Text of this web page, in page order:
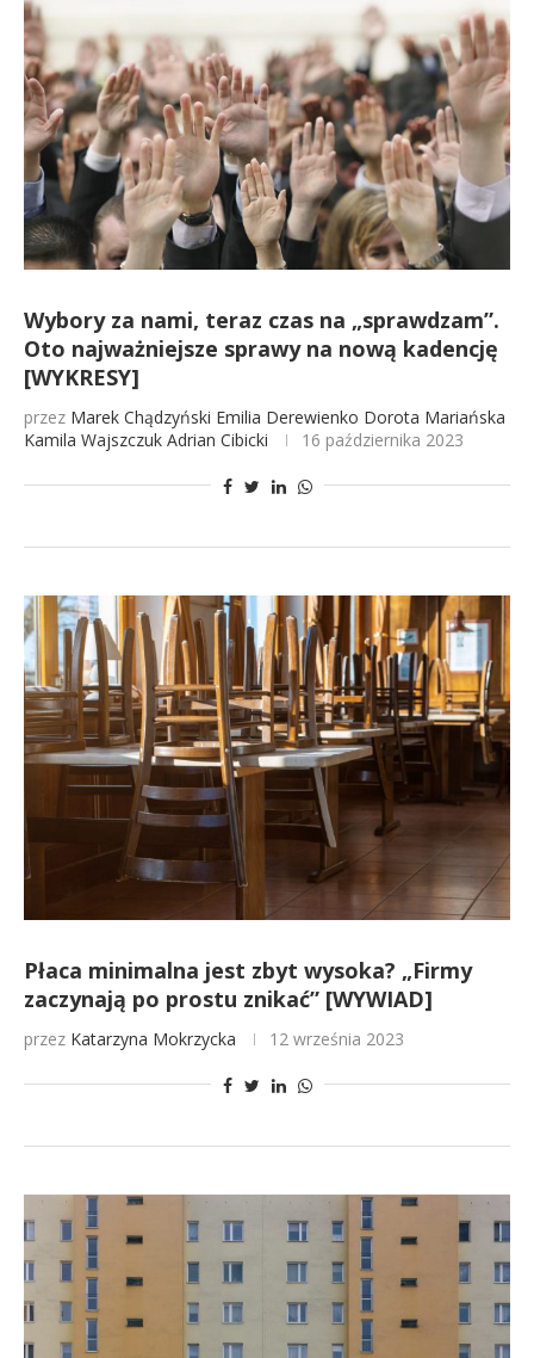
Wybory za nami, teraz czas na „sprawdzam”.
Oto najważniejsze sprawy na nową kadencję
[WYKRESY]
przez Marek Chądzyński Emilia Derewienko Dorota Mariańska
Kamila Wajszczuk Adrian Cibicki 16 października 2023
Płaca minimalna jest zbyt wysoka? „Firmy
zaczynają po prostu znikać” [WYWIAD]
przez Katarzyna Mokrzycka 12 września 2023